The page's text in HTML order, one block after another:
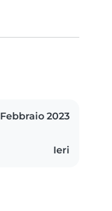
Febbraio 2023
Ieri